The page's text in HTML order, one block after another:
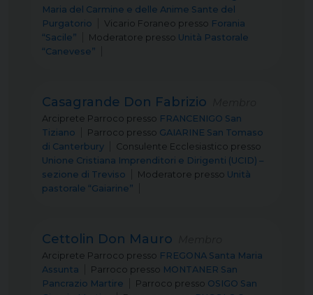
Maria del Carmine e delle Anime Sante del
Purgatorio
Vicario Foraneo presso Forania
“Sacile”
Moderatore presso Unità Pastorale
“Canevese”
Casagrande Don Fabrizio
Arciprete Parroco presso FRANCENIGO San
Tiziano
Parroco presso GAIARINE San Tomaso
di Canterbury
Consulente Ecclesiastico presso
Unione Cristiana Imprenditori e Dirigenti (UCID) –
sezione di Treviso
Moderatore presso Unità
pastorale “Gaiarine”
Cettolin Don Mauro
Arciprete Parroco presso FREGONA Santa Maria
Assunta
Parroco presso MONTANER San
Pancrazio Martire
Parroco presso OSIGO San